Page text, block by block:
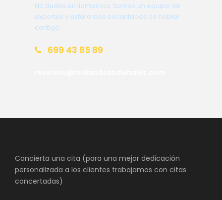
No dudes en llamarnos. Somos un equipo de
expertos y estaremos encantados de hablar
contigo.
699 43 85 89
Concierta una cita (para una mejor dedicación
personalizada a los clientes trabajamos con citas
concertadas)